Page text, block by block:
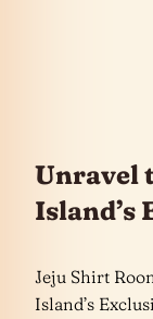
Unravel
Island’s
Jeju Shirt
Island’s